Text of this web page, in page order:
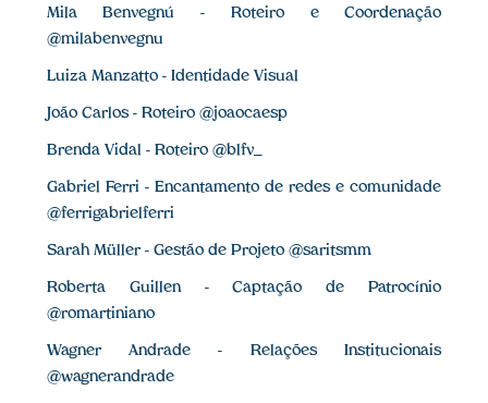
Mila Benvegnú - Roteiro e Coordenação
@milabenvegnu
Luiza Manzatto - Identidade Visual
João Carlos - Roteiro @joaocaesp
Brenda Vidal - Roteiro @blfv_
Gabriel Ferri - Encantamento de redes e comunidade
@ferrigabrielferri
Sarah Müller - Gestão de Projeto @saritsmm
Roberta Guillen - Captação de Patrocínio
@romartiniano
Wagner Andrade - Relações Institucionais
@wagnerandrade